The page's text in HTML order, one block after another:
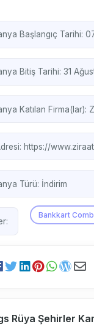
Başlangıç Tarihi:
Bitiş Tarihi: 31
Katılan Firma(lar):
https://
Türü: İndirim
Bankkart
Rüya Şehirler